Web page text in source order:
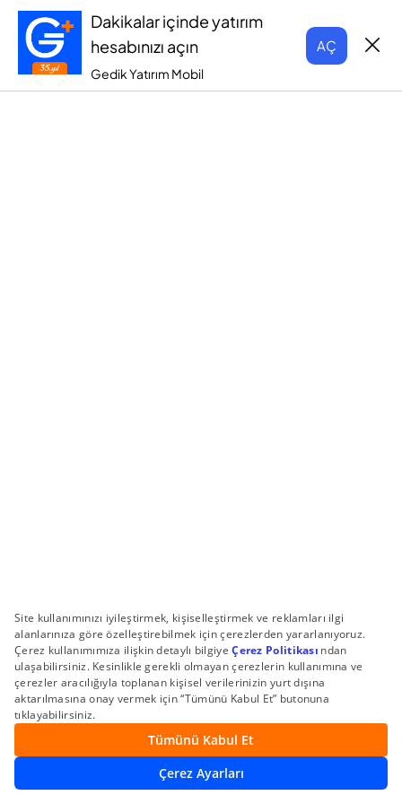
Dakikalar içinde yatırım
hesabınızı açın
Gedik Yatırım Mobil
AÇ